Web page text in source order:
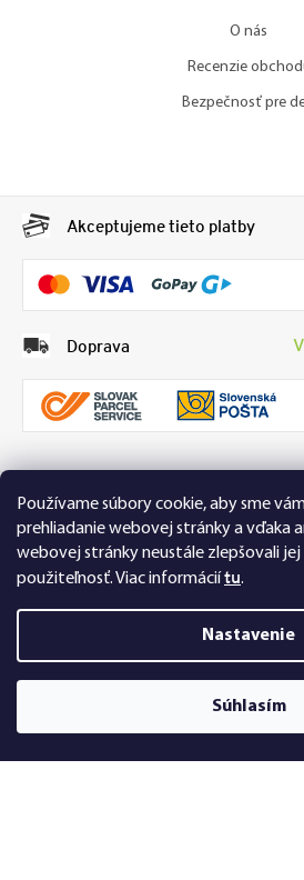
Používame súbory cookie, aby sme
prehliadanie webovej stránky a vďaka
webovej stránky neustále zlepšovali jej
použiteľnosť.Viac informáciítu.
Nastavenie
Súhlasím
O nás
Recenzie
Bezpečnosť pre
Akceptujeme tieto platby
Doprava
Recenzie 99 % spokojných
Přesvědčte se sami